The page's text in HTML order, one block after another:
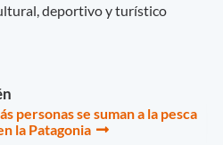
deportivo y turístico
personas se suman a la pesca
la Patagonia